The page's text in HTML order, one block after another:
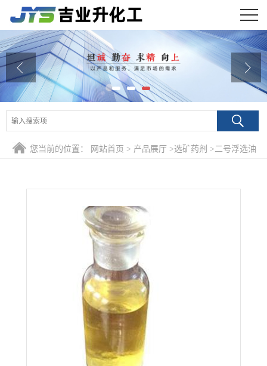
公司首页
公司介绍
公司动态
产品展厅
证书荣誉
您当前的位置： 网站首页 > 产品展厅 >选矿药剂 >二号浮选油